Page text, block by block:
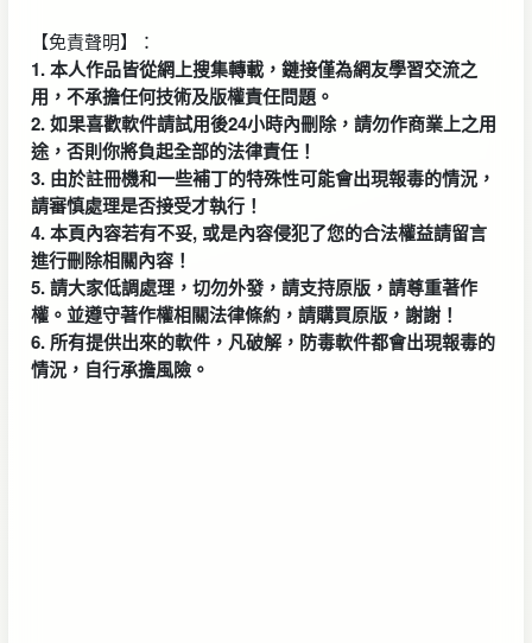
【免責聲明】：
1. 本人作品皆從網上搜集轉載，鏈接僅為網友學習交流之
用，不承擔任何技術及版權責任問題。
2. 如果喜歡軟件請試用後24小時內刪除，請勿作商業上之用
途，否則你將負起全部的法律責任！
3. 由於註冊機和一些補丁的特殊性可能會出現報毒的情況，
請審慎處理是否接受才執行！
4. 本頁內容若有不妥, 或是內容侵犯了您的合法權益請留言
進行刪除相關內容！
5. 請大家低調處理，切勿外發，請支持原版，請尊重著作
權。並遵守著作權相關法律條約，請購買原版，謝謝！
6. 所有提供出來的軟件，凡破解，防毒軟件都會出現報毒的
情況，自行承擔風險。